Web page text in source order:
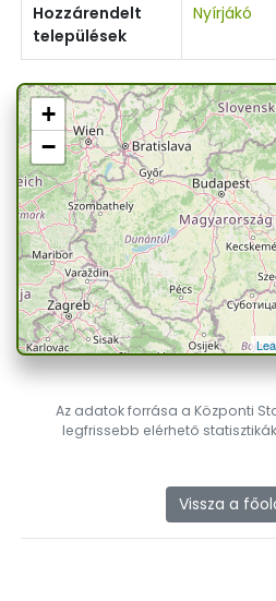
Hozzárendelt
települések
Nyírjákó
+
−
Az adatok forrása a Központi
legfrissebb elérhető
Vissza a